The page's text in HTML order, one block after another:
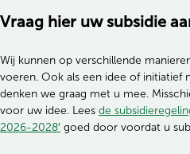
Vraag hier uw subsidie
Wij kunnen op verschillende
voeren. Ook als een idee of initiatief
denken we graag met u mee.
voor uw idee. Lees de
2026-2028′ goed door voordat u